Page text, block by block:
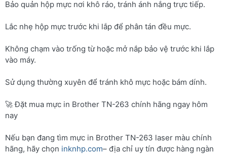
Bảo quản hộp mực nơi khô ráo, tránh ánh nắng trực tiếp.
Lắc nhẹ hộp mực trước khi lắp để phân tán đều mực.
Không chạm vào trống từ hoặc mở nắp bảo vệ trước khi lắp
vào máy.
Sử dụng thường xuyên để tránh khô mực hoặc bám dính.
🚀 Đặt mua mực in Brother TN-263 chính hãng ngay hôm
nay
Nếu bạn đang tìm mực in Brother TN-263 laser màu chính
hãng, hãy chọn inknhp.com– địa chỉ uy tín được hàng ngàn